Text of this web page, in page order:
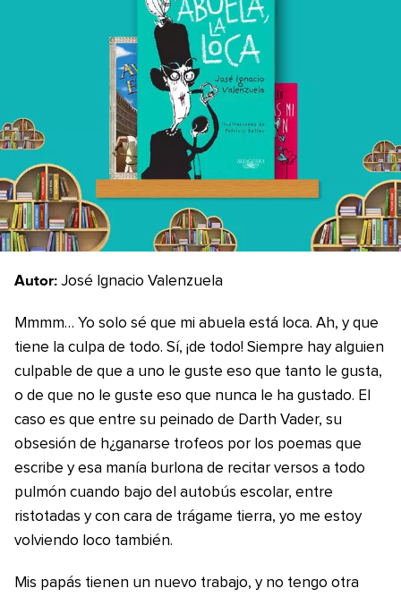
Autor: José Ignacio Valenzuela
Mmmm… Yo solo sé que mi abuela está loca. Ah, y que
tiene la culpa de todo. Sí, ¡de todo! Siempre hay alguien
culpable de que a uno le guste eso que tanto le gusta,
o de que no le guste eso que nunca le ha gustado. El
caso es que entre su peinado de Darth Vader, su
obsesión de h¿ganarse trofeos por los poemas que
escribe y esa manía burlona de recitar versos a todo
pulmón cuando bajo del autobús escolar, entre
ristotadas y con cara de trágame tierra, yo me estoy
volviendo loco también.
Mis papás tienen un nuevo trabajo, y no tengo otra